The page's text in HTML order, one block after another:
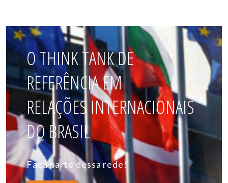
O THINK TANK DE
REFERÊNCIA EM
RELAÇÕES INTERNACIONAIS
DO BRASIL
Faça parte dessa rede!